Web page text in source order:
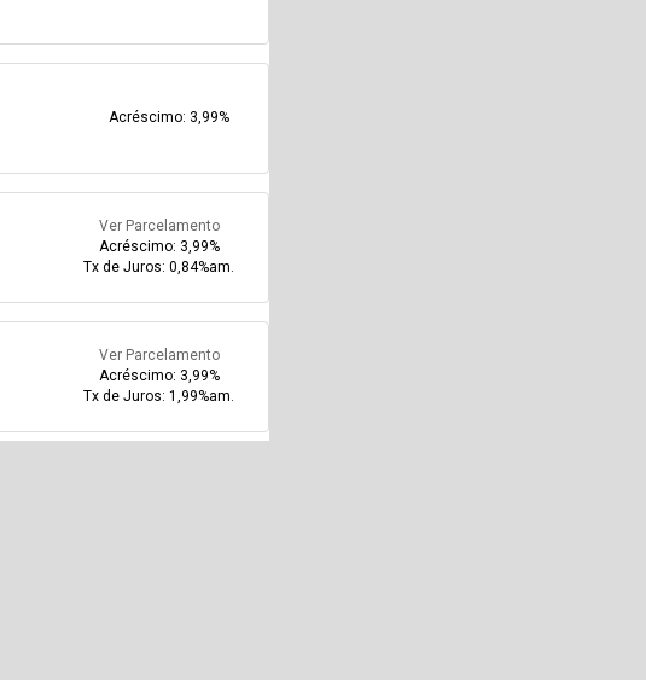
Acréscimo: 3,99%
Ver Parcelamento
Acréscimo: 3,99%
Tx de Juros: 0,84%am.
Ver Parcelamento
Acréscimo: 3,99%
Tx de Juros: 1,99%am.